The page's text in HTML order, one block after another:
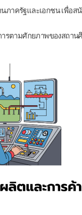
ภาครัฐและเอกชน เพื่อ
ารตามศักยภาพของสถาน